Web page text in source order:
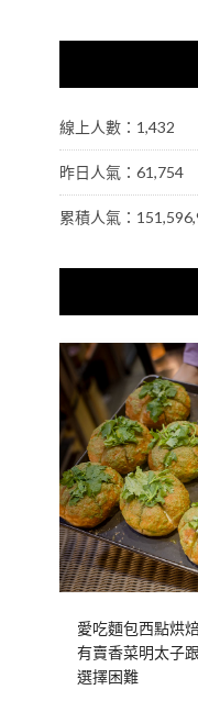
線上人數：1,432
昨日人氣：61,754
累積人氣：
愛吃麵包西點烘
有賣香菜明太子
選擇困難